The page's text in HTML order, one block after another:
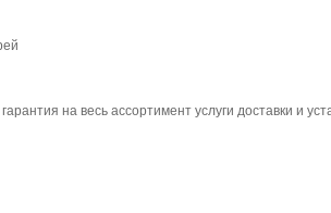
на весь ассортимент услуги доставки и